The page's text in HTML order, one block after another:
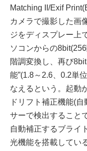
Matching II/Exif
カメラで撮影した画
ジをディスプレー上
ソコンからの
階調変換し、再び
能”(1.8～2.6、0.2単
なえるという。起動
ドリフト補正機能(
サーで検出すること
自動補正するブライ
光機能を搭載してい